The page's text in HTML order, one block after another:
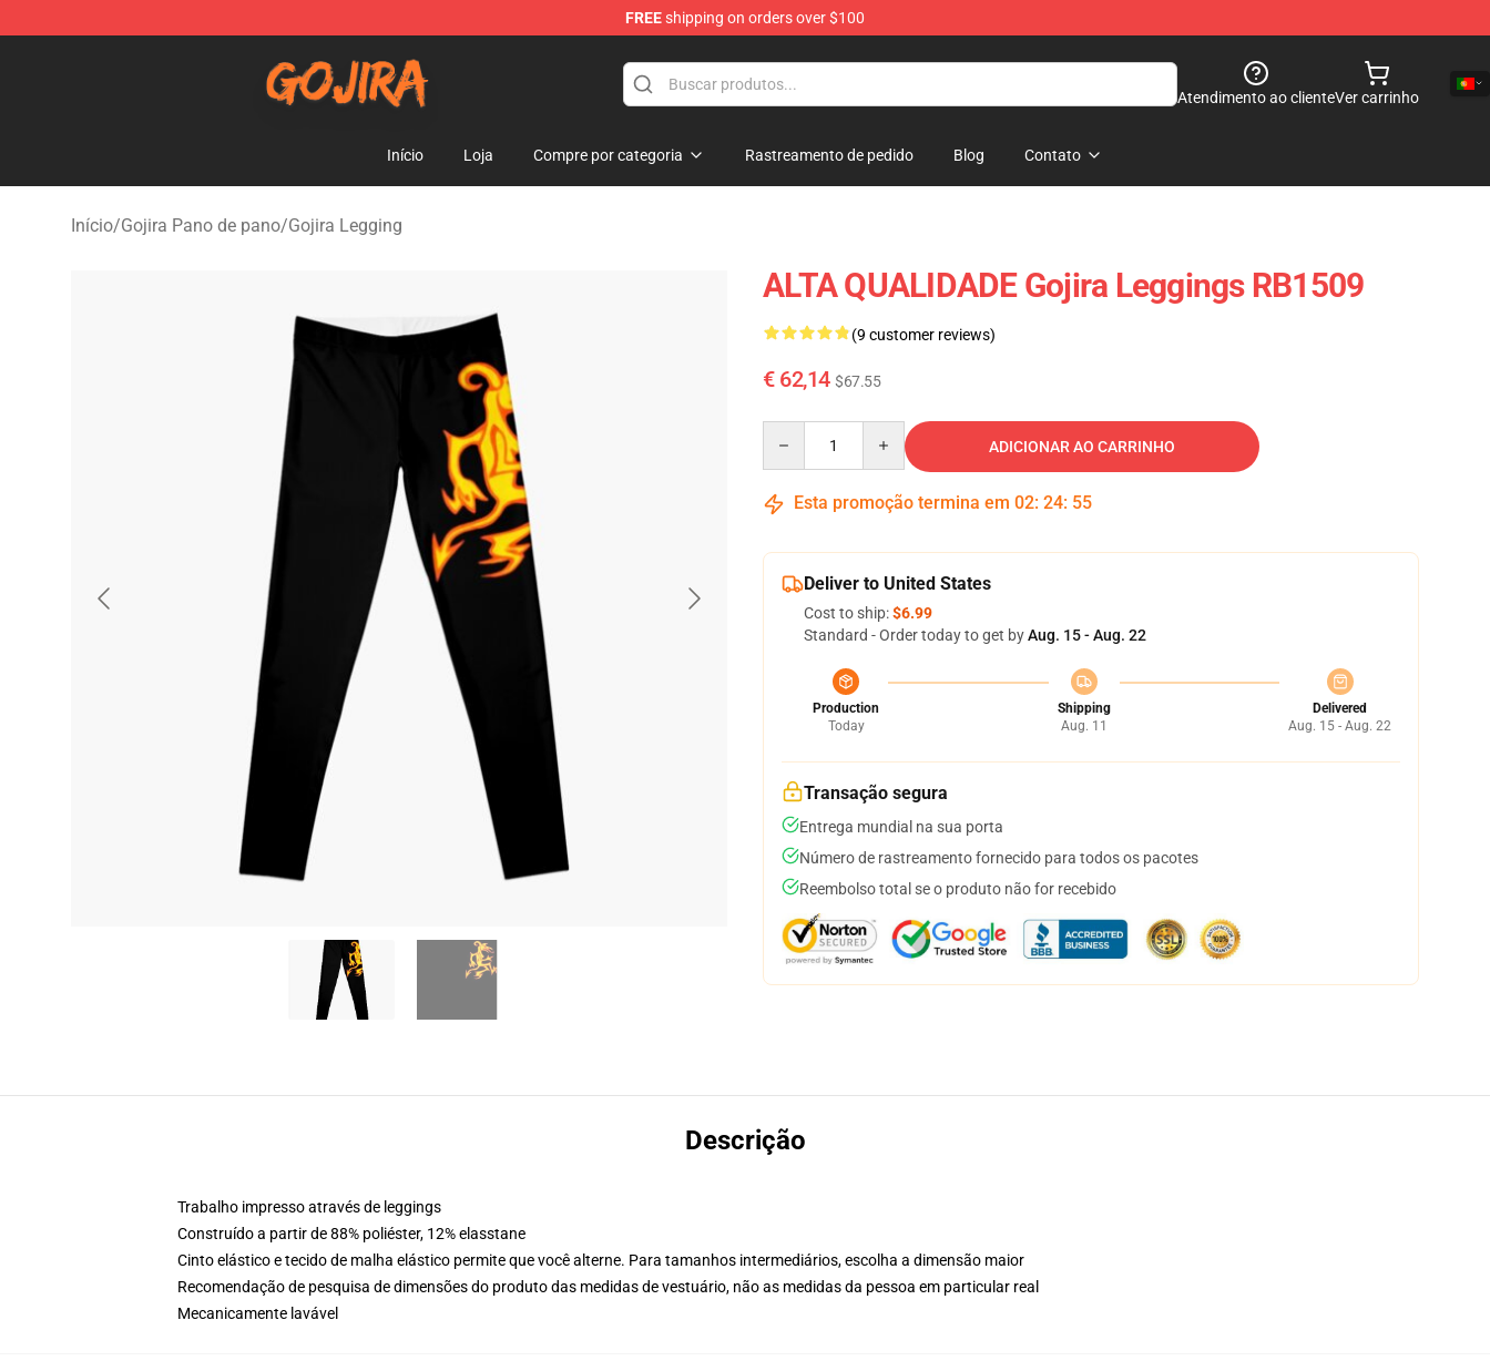
FREEshipping on orders over $100
Atendimento ao clienteVer carrinho
Início Loja Compre por categoria Rastreamento de pedido Blog Contato
Início/Gojira Pano de pano/Gojira Legging
ALTA QUALIDADE Gojira Leggings RB1509
(9 customer reviews)
€ 62,14 $67.55
ADICIONAR AO CARRINHO
Esta promoção termina em 02: 24: 54
Deliver to United States
Cost to ship:$6.99
Standard - Order today to get byAug. 15 - Aug. 22
Production
Today
Shipping
Aug. 11
Delivered
Aug. 15 - Aug. 22
Transação segura
Entrega mundial na sua porta
Número de rastreamento fornecido para todos os pacotes
Reembolso total se o produto não for recebido
Descrição
Trabalho impresso através de leggings
Construído a partir de 88% poliéster, 12% elasstane
Cinto elástico e tecido de malha elástico permite que você alterne. Para tamanhos intermediários, escolha a dimensão maior
Recomendação de pesquisa de dimensões do produto das medidas de vestuário, não as medidas da pessoa em particular real
Mecanicamente lavável